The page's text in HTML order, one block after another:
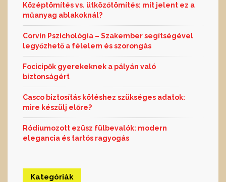
Középtömítés vs. ütközőtömítés: mit jelent ez a
műanyag ablakoknál?
Corvin Pszichológia – Szakember segítségével
legyőzhető a félelem és szorongás
Focicipők gyerekeknek a pályán való
biztonságért
Casco biztosítás kötéshez szükséges adatok:
mire készülj előre?
Ródiumozott ezüsz fülbevalók: modern
elegancia és tartós ragyogás
Kategóriák